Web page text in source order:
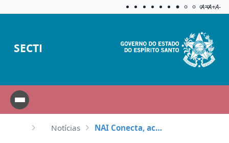
Aplicar
A=A+A-
SECTI
Notícias NAI Conecta, acelerada pelo Sementes, é finalista da 14ª edição do Campus Mobile